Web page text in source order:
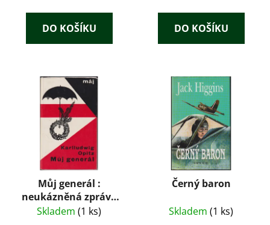
DO KOŠÍKU DO KOŠÍKU
Můj generál :
neukázněná zpráva
štábního rotmistra
Skladem (1 ks)
Černý baron
Skladem (1 ks)